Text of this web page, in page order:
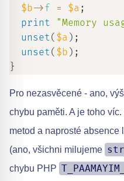
$b->f = $a ;
print
"Memory
unset( $a ) ;
unset( $b ) ;
}
Pro nezasvěcené - ano,
chybu paměti. A je toho
metod a naprosté absence
(ano, všichni milujeme
chybu PHP